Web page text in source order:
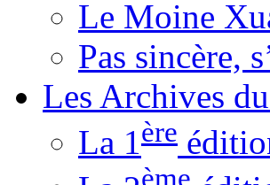
Le Moine
Pas sincère,
Les Archives
La 1ère
ème